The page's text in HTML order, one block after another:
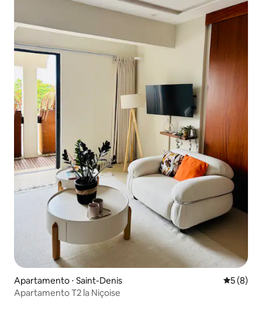
Apartamento ⋅ Saint-Denis 5 de
5 (8)
Apartamento T2 la Niçoise